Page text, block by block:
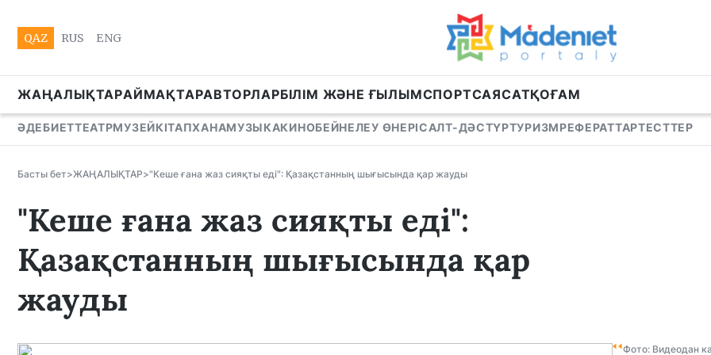
QAZ RUS ENG
ЖАҢАЛЫҚТАРАЙМАҚТАРАВТОРЛАРБІЛІМ ЖӘНЕ ҒЫЛЫМСПОРТСАЯСАТҚОҒАМ
ӘДЕБИЕТТЕАТРМУЗЕЙКІТАПХАНАМУЗЫКАКИНОБЕЙНЕЛЕУ ӨНЕРІСАЛТ-ДӘСТҮРТУРИЗМРЕФЕРАТТАРТЕСТТЕР
Басты бет>ЖАҢАЛЫҚТАР>"Кеше ғана жаз сияқты еді": Қазақстанның шығысында қар жауды
"Кеше ғана жаз сияқты еді":
Қазақстанның шығысында қар
жауды
Фото: Видеодан